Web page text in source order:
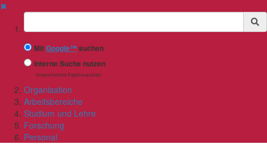
✖
Suchbegriff
MitGoogle™ suchen
Interne Suche nutzen
(eingeschränkte Ergebnisqualität)
Organisation
Arbeitsbereiche
Studium und Lehre
Forschung
Personal